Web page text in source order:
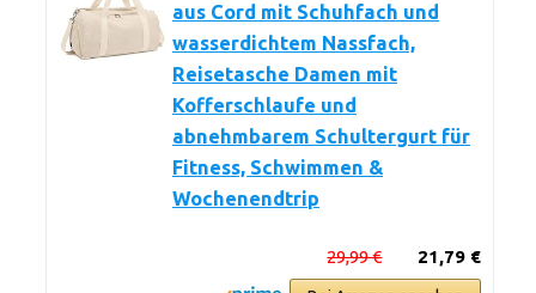
aus Cord mit Schuhfach und
wasserdichtem Nassfach,
Reisetasche Damen mit
Kofferschlaufe und
abnehmbarem Schultergurt für
Fitness, Schwimmen &
Wochenendtrip
21,79 €
29,99 €